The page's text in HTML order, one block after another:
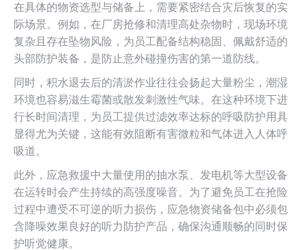
在具体的物资选型与储备上，需要紧密结合灾后恢复的实
际场景。例如，在厂房抢修和清理高处杂物时，现场环境
复杂且存在坠物风险，为员工配备结构稳固、佩戴舒适的
头部防护装备，是防止意外碰撞伤害的第一道防线。
同时，积水退去后的清淤作业往往会扬起大量粉尘，潮湿
环境也容易滋生霉菌或散发刺激性气味。在这种环境下进
行长时间清理，为员工提供过滤效率达标的呼吸防护用具
显得尤为关键，这能有效阻断有害微粒和气体进入人体呼
吸道。
此外，应急救援中大量使用的抽水泵、发电机等大型设备
在运转时会产生持续的高强度噪音。为了避免员工在抢险
过程中遭受不可逆的听力损伤，应急物资储备包中必须包
含降噪效果良好的听力防护产品，确保沟通顺畅的同时保
护听觉健康。